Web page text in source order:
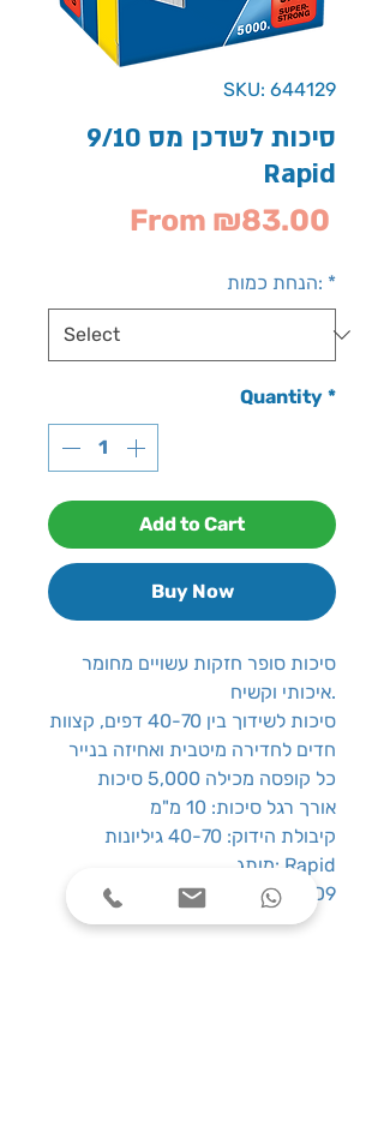
SKU: 644129
סיכות לשדכן מס 9/10
Rapid
From ₪83.00
הנחת כמות: *
Quantity *
Add to Cart
Buy Now
סיכות סופר חזקות עשויים מחומר
איכותי וקשיח.
סיכות לשידוך בין 40-70 דפים, קצוות
חדים לחדירה מיטבית ואחיזה בנייר
כל קופסה מכילה 5,000 סיכות
אורך רגל סיכות: 10 מ"מ
קיבולת הידוק: 40-70 גיליונות
מותג: Rapid
מתאים לשדכן: Rapid HD9